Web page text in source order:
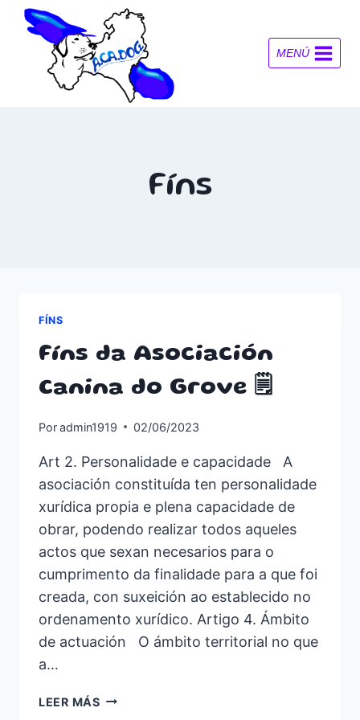
Saltar
contenido
MENÚ
Fíns
FÍNS
Fíns da Asociación
Canina do Grove 🗒️
Poradmin1919 02/06/2023
Art 2. Personalidade e capacidade A
asociación constituída ten personalidade
xurídica propia e plena capacidade de
obrar, podendo realizar todos aqueles
actos que sexan necesarios para o
cumprimento da finalidade para a que foi
creada, con suxeición ao establecido no
ordenamento xurídico. Artigo 4. Ámbito
de actuación O ámbito territorial no que
a…
LEER MÁSFÍNS